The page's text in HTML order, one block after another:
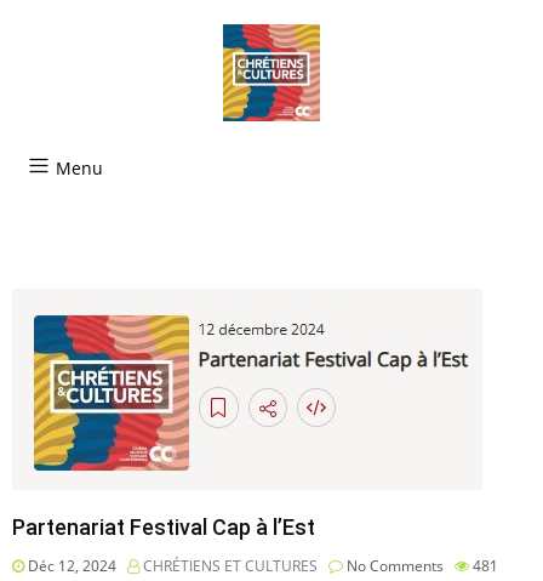
Menu
Partenariat Festival Cap à l’Est
Déc 12, 2024 CHRÉTIENS ET CULTURES No Comments
481